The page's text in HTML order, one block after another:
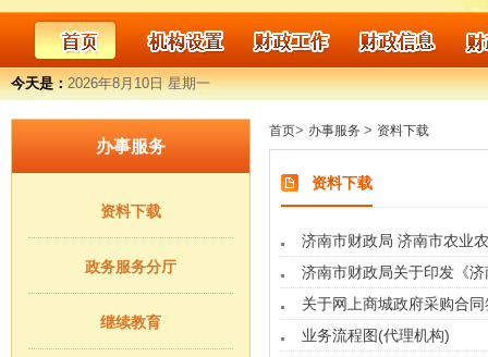
今天是：2026年8月10日 星期一
办事服务
资料下载
政务服务分厅
继续教育
首页> 办事服务 > 资料下载
资料下载
济南市财政局 济南市农业
济南市财政局关于印发《
关于网上商城政府采购合
业务流程图(代理机构)